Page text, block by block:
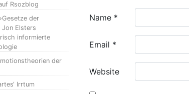
Rsozblog
der
Jon Elsters
informierte
der
Irrtum
Name *
Email *
Website